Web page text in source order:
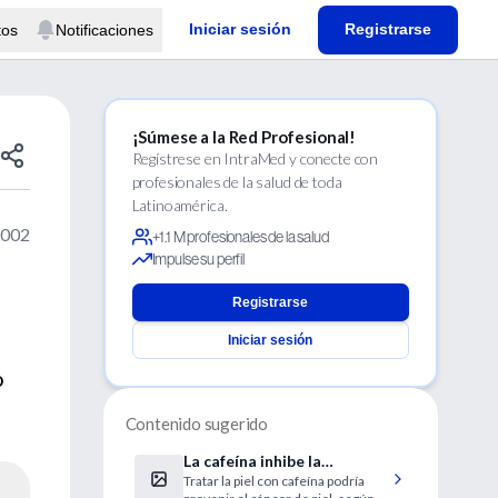
Notificaciones Iniciar sesión Registrarse
¡Súmese a la Red Profesional!
Regístrese en IntraMed y conecte con
profesionales de la salud de toda
Latinoamérica.
+1.1 M profesionales de la salud
Impulse su perfil
Registrarse
Iniciar sesión
Contenido sugerido
La cafeína inhibe la
formación de células
Tratar la piel con cafeína podría